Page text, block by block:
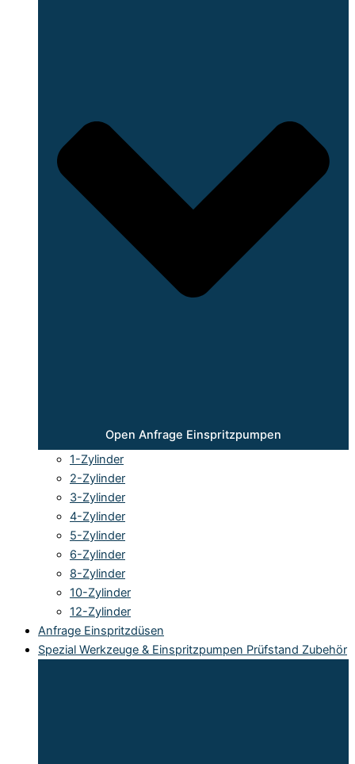
Open Anfrage Einspritzpumpen
1-Zylinder
2-Zylinder
3-Zylinder
4-Zylinder
5-Zylinder
6-Zylinder
8-Zylinder
10-Zylinder
12-Zylinder
Anfrage Einspritzdüsen
Spezial Werkzeuge & Einspritzpumpen Prüfstand Zubehör